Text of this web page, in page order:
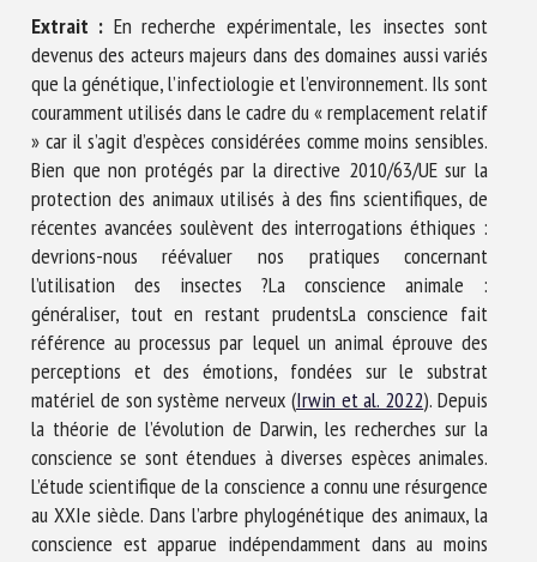
Extrait : En recherche expérimentale, les insectes sont
devenus des acteurs majeurs dans des domaines aussi variés
que la génétique, l’infectiologie et l’environnement. Ils sont
couramment utilisés dans le cadre du « remplacement relatif
» car il s’agit d’espèces considérées comme moins sensibles.
Bien que non protégés par la directive 2010/63/UE sur la
protection des animaux utilisés à des fins scientifiques, de
récentes avancées soulèvent des interrogations éthiques :
devrions-nous réévaluer nos pratiques concernant
l’utilisation des insectes ?La conscience animale :
généraliser, tout en restant prudentsLa conscience fait
référence au processus par lequel un animal éprouve des
perceptions et des émotions, fondées sur le substrat
matériel de son système nerveux (Irwin et al. 2022). Depuis
la théorie de l’évolution de Darwin, les recherches sur la
conscience se sont étendues à diverses espèces animales.
L’étude scientifique de la conscience a connu une résurgence
au XXIe siècle. Dans l’arbre phylogénétique des animaux, la
conscience est apparue indépendamment dans au moins
Nom *
Prénom *
Organisme *
E-mail *
En soumettant ce formulaire, j'accepte que les
informations saisies soient utilisées dans le cadre de la
relation avec le CNR BEA. *
Les champs suivis de * sont obligatoires